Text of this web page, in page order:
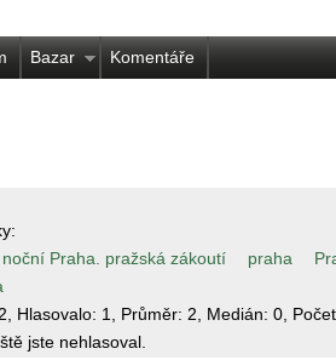
Bazar Komentáře
noční Praha. pražská zákoutí praha
2 , Hlasovalo: 1 , Průměr: 2 , Medián: 0 ,
jste nehlasoval.